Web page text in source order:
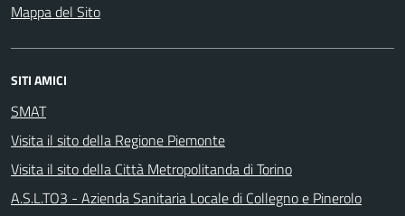
Mappa del Sito
SITI AMICI
SMAT
Visita il sito della Regione Piemonte
Visita il sito della Città Metropolitanda di Torino
A.S.L.TO3 - Azienda Sanitaria Locale di Collegno e Pinerolo